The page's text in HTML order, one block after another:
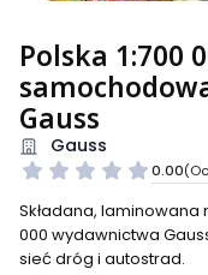
Polska 1:700
Gauss
Gauss
0.00
Składana, laminowana
000 wydawnictwa
sieć dróg i autostrad.